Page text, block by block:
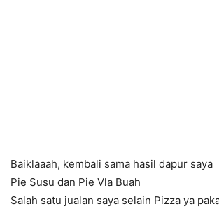
Baiklaaah, kembali sama hasil dapur saya
Pie Susu dan Pie Vla Buah
Salah satu jualan saya selain Pizza ya